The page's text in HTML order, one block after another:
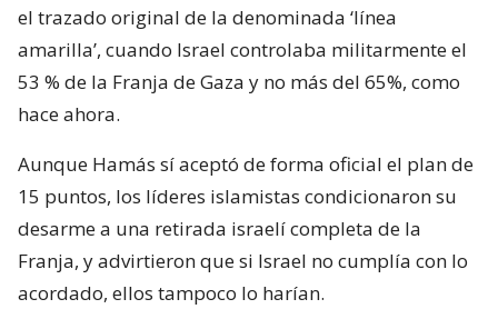
el trazado original de la denominada ‘línea
amarilla’, cuando Israel controlaba militarmente el
53 % de la Franja de Gaza y no más del 65%, como
hace ahora.
Aunque Hamás sí aceptó de forma oficial el plan de
15 puntos, los líderes islamistas condicionaron su
desarme a una retirada israelí completa de la
Franja, y advirtieron que si Israel no cumplía con lo
acordado, ellos tampoco lo harían.